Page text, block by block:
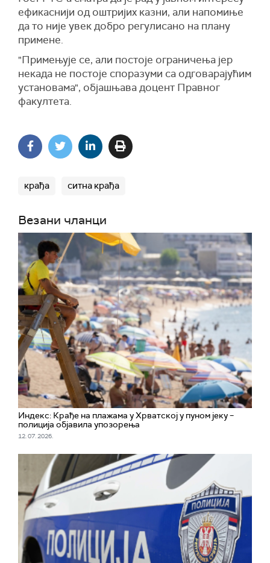
ефикаснији од оштријих казни, али напомиње
да то није увек добро регулисано на плану
примене.
"Примењује се, али постоје ограничења јер
некада не постоје споразуми са одговарајућим
установама", објашњава доцент Правног
факултета.
крађа ситна крађа
Везани чланци
Индекс: Крађе на плажама у Хрватској у пуном јеку –
полиција објавила упозорења
12. 07. 2026.